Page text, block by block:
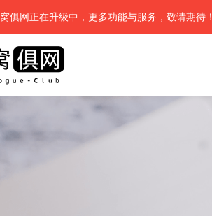
窝俱网正在升级中，更多功能与服务，敬请期待！